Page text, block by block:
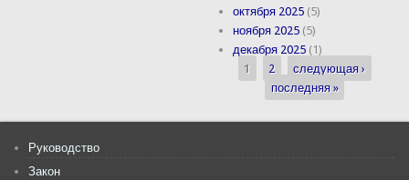
октября 2025 (5)
ноября 2025 (5)
декабря 2025 (1)
Страницы
1 2
следующая ›
последняя »
Руководство
Закон